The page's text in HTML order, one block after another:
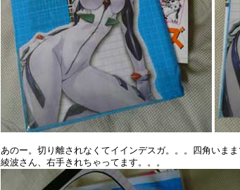
あのー。切り離されなくてイインデスガ。。。四角いまま
綾波さん、右手きれちゃってます。。。